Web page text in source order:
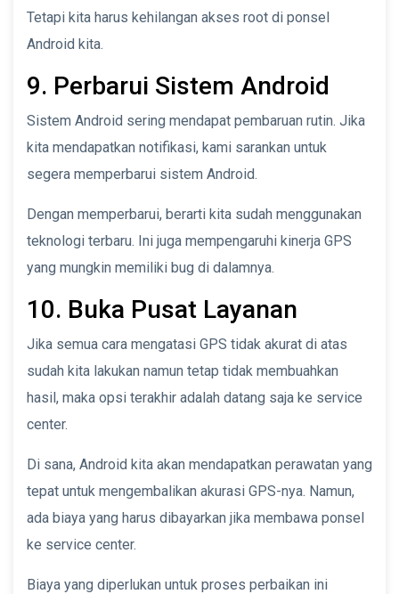
Tetapi kita harus kehilangan akses root di ponsel
Android kita.
9. Perbarui Sistem Android
Sistem Android sering mendapat pembaruan rutin. Jika
kita mendapatkan notifikasi, kami sarankan untuk
segera memperbarui sistem Android.
Dengan memperbarui, berarti kita sudah menggunakan
teknologi terbaru. Ini juga mempengaruhi kinerja GPS
yang mungkin memiliki bug di dalamnya.
10. Buka Pusat Layanan
Jika semua cara mengatasi GPS tidak akurat di atas
sudah kita lakukan namun tetap tidak membuahkan
hasil, maka opsi terakhir adalah datang saja ke service
center.
Di sana, Android kita akan mendapatkan perawatan yang
tepat untuk mengembalikan akurasi GPS-nya. Namun,
ada biaya yang harus dibayarkan jika membawa ponsel
ke service center.
Biaya yang diperlukan untuk proses perbaikan ini